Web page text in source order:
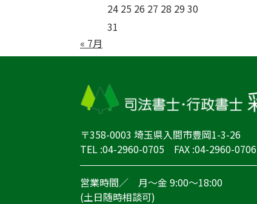
24 25 26 27 28 2930
31
« 7月
〒358-0003 埼玉県入間市豊岡1-3-26
TEL :04-2960-0705 FAX :04-2960-0706
営業時間／ 月～金 9:00～18:00
(土日随時相談可)